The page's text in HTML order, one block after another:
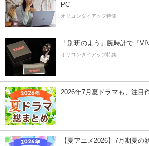
PC
オリコンタイアップ特集
「別班のよう」腕時計で『
オリコンタイアップ特集
2026年7月夏ドラマも、注目
【夏アニメ2026】7月期夏の